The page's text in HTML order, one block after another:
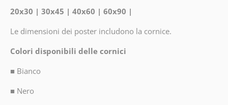
20x30 | 30x45 | 40x60 | 60x90 |
Le dimensioni dei poster includono la cornice.
Colori disponibili delle cornici
■ Bianco
■ Nero